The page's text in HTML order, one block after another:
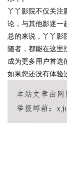
!
丫丫影院不仅关注
论，与其他影迷一
总的来说，丫丫影
随者，都能在这里
成为更多用户首选
如果您还没有体验